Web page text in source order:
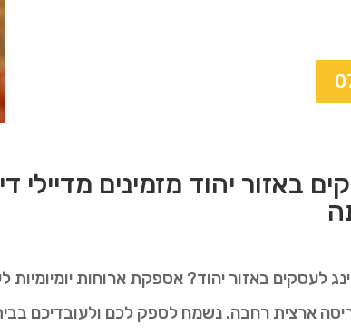
באזור יהוד מזמינים
לעסקים באזור יהוד? אספקת ארוחות
ארצית רחבה. נשמח לספק לכם ולעובדיכם